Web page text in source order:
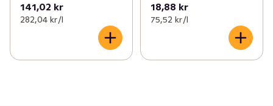
141,02 kr
282,04 kr /l
18,88 kr
75,52 kr /l